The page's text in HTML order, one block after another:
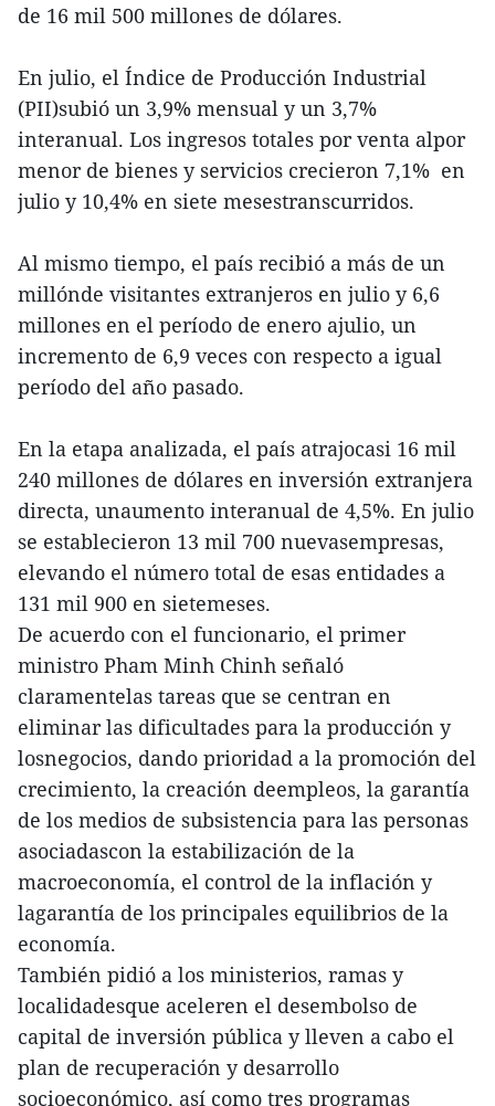
de 16 mil 500 millones de dólares.
En julio, el Índice de Producción Industrial
(PII)subió un 3,9% mensual y un 3,7%
interanual. Los ingresos totales por venta alpor
menor de bienes y servicios crecieron 7,1% en
julio y 10,4% en siete mesestranscurridos.
Al mismo tiempo, el país recibió a más de un
millónde visitantes extranjeros en julio y 6,6
millones en el período de enero ajulio, un
incremento de 6,9 veces con respecto a igual
período del año pasado.
En la etapa analizada, el país atrajocasi 16 mil
240 millones de dólares en inversión extranjera
directa, unaumento interanual de 4,5%. En julio
se establecieron 13 mil 700 nuevasempresas,
elevando el número total de esas entidades a
131 mil 900 en sietemeses.
De acuerdo con el funcionario, el primer
ministro Pham Minh Chinh señaló
claramentelas tareas que se centran en
eliminar las dificultades para la producción y
losnegocios, dando prioridad a la promoción del
crecimiento, la creación deempleos, la garantía
de los medios de subsistencia para las personas
asociadascon la estabilización de la
macroeconomía, el control de la inflación y
lagarantía de los principales equilibrios de la
economía.
También pidió a los ministerios, ramas y
localidadesque aceleren el desembolso de
capital de inversión pública y lleven a cabo el
plan de recuperación y desarrollo
socioeconómico, así como tres programas